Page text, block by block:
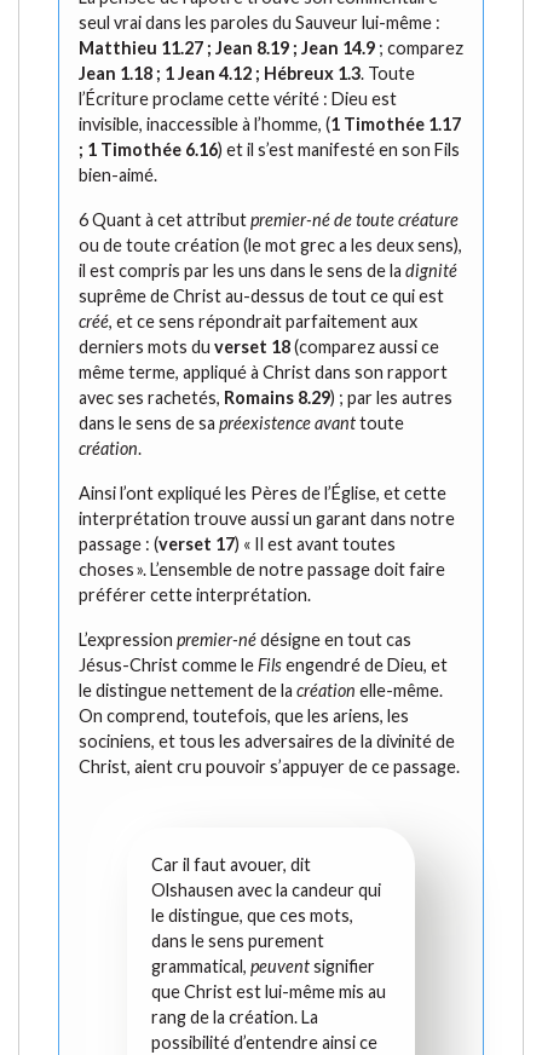
seul vrai dans les paroles du Sauveur lui-même :
Matthieu 11.27 ; Jean 8.19 ; Jean 14.9 ; comparez
Jean 1.18 ; 1 Jean 4.12 ; Hébreux 1.3. Toute
l’Écriture proclame cette vérité : Dieu est
invisible, inaccessible à l’homme, (1 Timothée 1.17
; 1 Timothée 6.16) et il s’est manifesté en son Fils
bien-aimé.
6 Quant à cet attributpremier-né de toute créature
ou de toute création (le mot grec a les deux sens),
il est compris par les uns dans le sens de la dignité
suprême de Christ au-dessus de tout ce qui est
créé, et ce sens répondrait parfaitement aux
derniers mots du verset 18(comparez aussi ce
même terme, appliqué à Christ dans son rapport
avec ses rachetés, Romains 8.29) ; par les autres
dans le sens de sa préexistence avanttoute
création.
Ainsi l’ont expliqué les Pères de l’Église, et cette
interprétation trouve aussi un garant dans notre
passage : (verset 17) « Il est avant toutes
choses ». L’ensemble de notre passage doit faire
préférer cette interprétation.
L’expression premier-nédésigne en tout cas
Jésus-Christ comme leFilsengendré de Dieu, et
le distingue nettement de la création elle-même.
On comprend, toutefois, que les ariens, les
sociniens, et tous les adversaires de la divinité de
Christ, aient cru pouvoir s’appuyer de ce passage.
Car il faut avouer, dit
Olshausen avec la candeur qui
le distingue, que ces mots,
dans le sens purement
grammatical, peuventsignifier
que Christ est lui-même mis au
rang de la création. La
possibilité d’entendre ainsi ce